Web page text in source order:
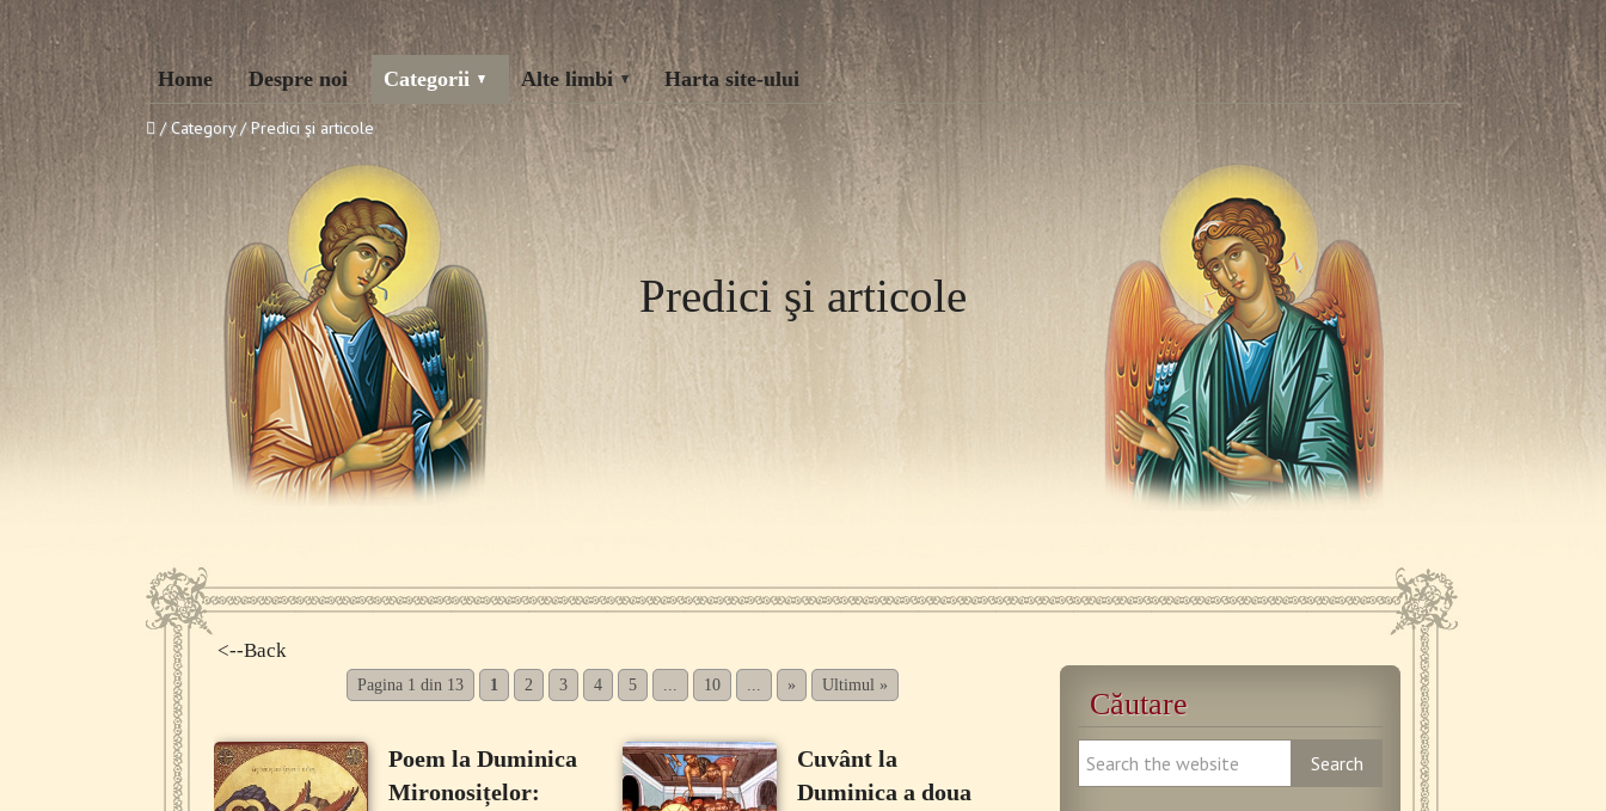
Home Despre noi Categorii Alte limbi Harta site-ului
/ Category / Predici şi articole
Predici şi articole
<--Back
Pagina 1 din 13 1 2 3 4 5 ... 10 ... » Ultimul »
Poem la Duminica
Mironosițelor:
Cuvânt la
Duminica a doua
Căutare